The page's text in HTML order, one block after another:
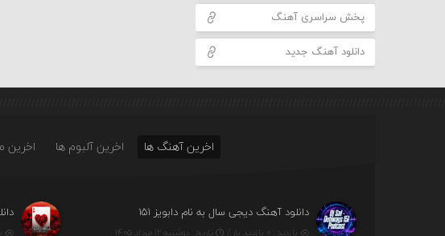
پخش سراسری آهنگ
دانلود آهنگ جدید
اخرین آهنگ ها اخرین آلبوم ها اخرین
دانلود آهنگ دیجی سال به نام دابویز ۱۵۱
بازدید : ۰ بازدید بار / تاریخ : دوشنبه ۱۲ مرداد ۱۴۰۵